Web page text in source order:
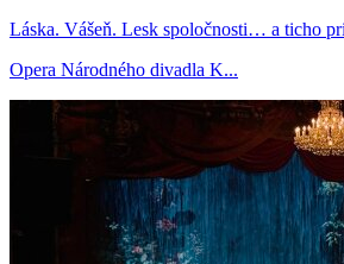
Láska. Vášeň. Lesk spoločnosti… a ticho
Opera Národného divadla K...